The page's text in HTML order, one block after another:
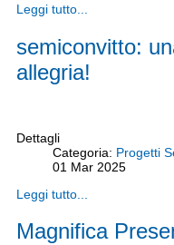
Leggi tutto...
semiconvitto:
allegria!
Dettagli
Categoria: Progetti
01 Mar 2025
Leggi tutto...
Magnifica